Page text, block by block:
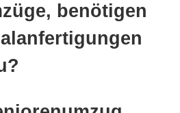
benötigen